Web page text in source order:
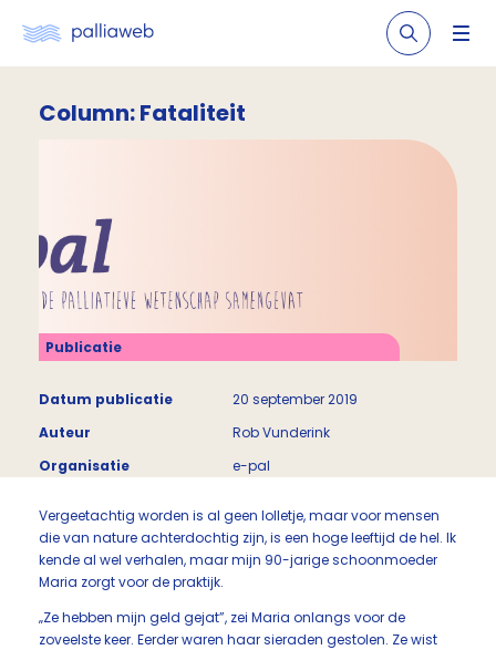
Column: Fataliteit
Publicatie
Datum publicatie
20 september 2019
Auteur
Rob Vunderink
Organisatie
e-pal
Vergeetachtig worden is al geen lolletje, maar voor mensen
die van nature achterdochtig zijn, is een hoge leeftijd de hel. Ik
kende al wel verhalen, maar mijn 90-jarige schoonmoeder
Maria zorgt voor de praktijk.
„Ze hebben mijn geld gejat”, zei Maria onlangs voor de
zoveelste keer. Eerder waren haar sieraden gestolen. Ze wist